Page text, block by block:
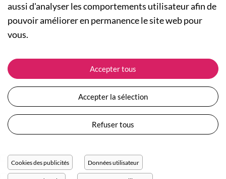
A PROPOS
Qui sommes-nous ?
Actualités
Nos engagements
Plan du site
Devenir revendeur
NOS RUBRIQUES
Collection Femme
Collection Enfants
Les Totebags
Nos différents thèmes
ASSISTANCE
Suivre ma commande
Expédition et livraison
Retour et remboursement
Moyens de paiement
Questions / Réponses
Conditions générales de vente
Protection des données personnelles
Réglage des cookies
aussi d'analyser les comportements utilisateur afin de
pouvoir améliorer en permanence le site web pour
vous.
Accepter tous
Accepter la sélection
Refuser tous
Cookies des publicités Données utilisateur